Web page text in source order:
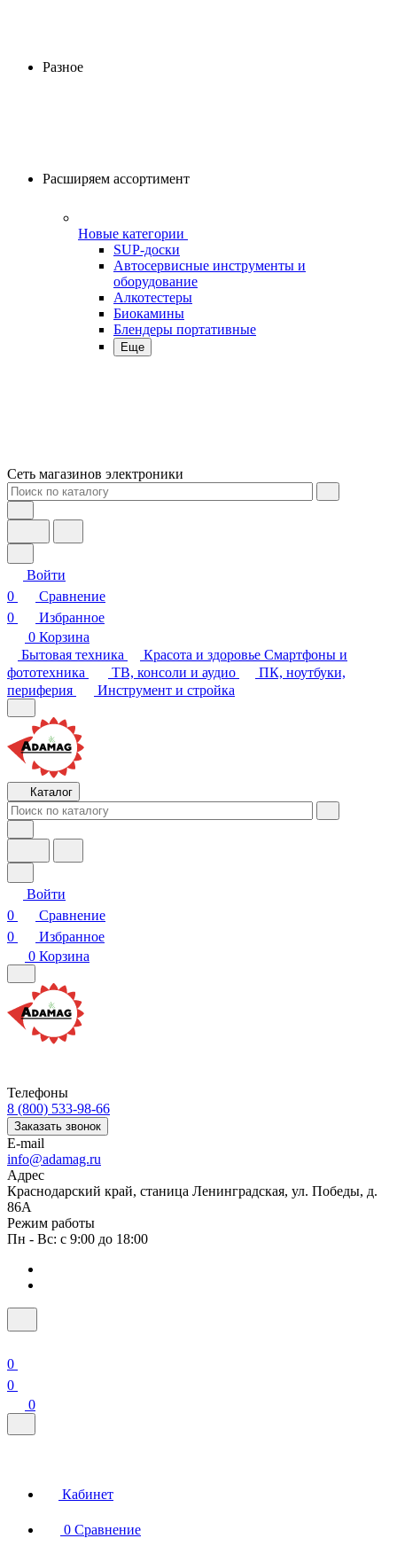
Разное
Расширяем ассортимент
Новые категории
SUP-доски
Автосервисные инструменты и
оборудование
Алкотестеры
Биокамины
Блендеры портативные
Еще
Сеть магазинов электроники
Войти
0
Сравнение
0
Избранное
0 Корзина
Бытовая техника
Красота и здоровье Смартфоны и
фототехника
ТВ, консоли и аудио
ПК, ноутбуки,
периферия
Инструмент и стройка
Каталог
Войти
0
Сравнение
0
Избранное
0 Корзина
Телефоны
8 (800) 533-98-66
Заказать звонок
E-mail
info@adamag.ru
Адрес
Краснодарский край, станица Ленинградская, ул. Победы, д.
86А
Режим работы
Пн - Вс: с 9:00 до 18:00
0
0
0
Кабинет
0 Сравнение